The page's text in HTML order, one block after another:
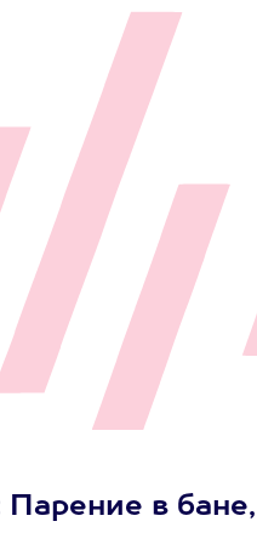
Парение в